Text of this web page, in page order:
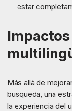
estar
Más allá de
búsqueda, una
la experiencia del